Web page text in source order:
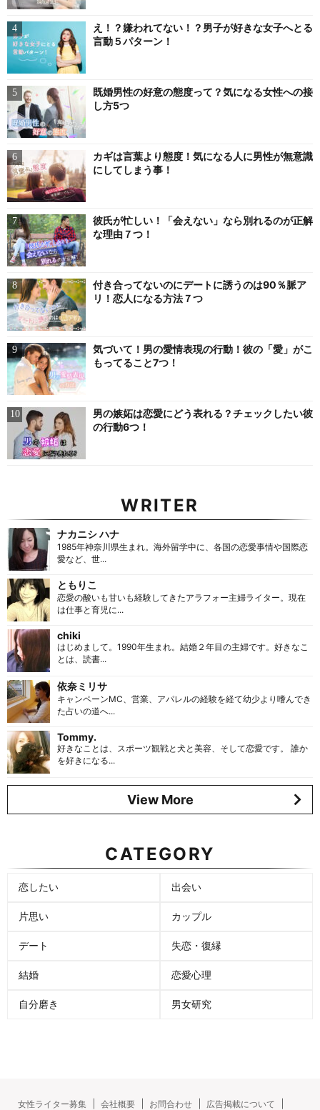
え！？嫌われてない！？男子が好きな女子へとる
言動５パターン！
既婚男性の好意の態度って？気になる女性への接
し方5つ
カギは言葉より態度！気になる人に男性が無意識
にしてしまう事！
彼氏が忙しい！「会えない」なら別れるのが正解
な理由７つ！
付き合ってないのにデートに誘うのは90％脈ア
リ！恋人になる方法７つ
気づいて！男の愛情表現の行動！彼の「愛」がこ
もってること7つ！
男の嫉妬は恋愛にどう表れる？チェックしたい彼
の行動6つ！
WRITER
ナカニシ ハナ
1985年神奈川県生まれ。海外留学中に、各国の恋愛事情や国際恋
愛など、世...
ともりこ
恋愛の酸いも甘いも経験してきたアラフォー主婦ライター。現在
は仕事と育児に...
chiki
はじめまして。1990年生まれ。結婚２年目の主婦です。好きなこ
とは、読書...
依奈ミリサ
キャンペーンMC、営業、アパレルの経験を経て幼少より嗜んでき
た占いの道へ...
Tommy.
好きなことは、スポーツ観戦と犬と美容、そして恋愛です。 誰か
を好きになる...
View More
CATEGORY
恋したい 出会い
片思い カップル
デート 失恋・復縁
結婚 恋愛心理
自分磨き 男女研究
女性ライター募集 会社概要 お問合わせ 広告掲載について